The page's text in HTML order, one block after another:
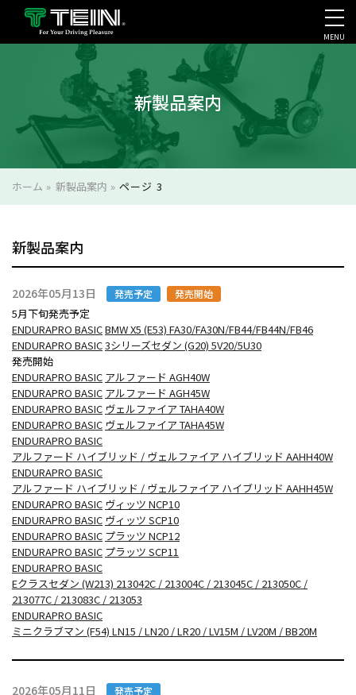
会社案内・採用・IR
MENU
新製品案内
ホーム » 新製品案内 »ページ 3
新製品案内
2026年05月13日 発売予定 発売開始
5月下旬発売予定
ENDURAPRO BASICBMW X5 (E53) FA30/FA30N/FB44/FB44N/FB46
ENDURAPRO BASIC3シリーズセダン (G20) 5V20/5U30
発売開始
ENDURAPRO BASIC アルファード AGH40W
ENDURAPRO BASIC アルファード AGH45W
ENDURAPRO BASIC ヴェルファイア TAHA40W
ENDURAPRO BASIC ヴェルファイア TAHA45W
ENDURAPRO BASIC
アルファード ハイブリッド / ヴェルファイア ハイブリッド AAHH40W
ENDURAPRO BASIC
アルファード ハイブリッド / ヴェルファイア ハイブリッド AAHH45W
ENDURAPRO BASIC ヴィッツ NCP10
ENDURAPRO BASIC ヴィッツ SCP10
ENDURAPRO BASIC プラッツ NCP12
ENDURAPRO BASIC プラッツ SCP11
ENDURAPRO BASIC
Eクラスセダン (W213) 213042C / 213004C / 213045C / 213050C /
213077C / 213083C / 213053
ENDURAPRO BASIC
ミニクラブマン (F54) LN15 / LN20 / LR20 / LV15M / LV20M / BB20M
2026年05月11日 発売予定